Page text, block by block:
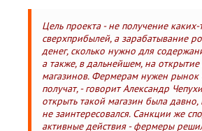
Цель проекта - не получение каких-
сверхприбылей, а зарабатывание
денег, сколько нужно для
а также, в дальнейшем, на
магазинов. Фермерам нужен рынок
получат, - говорит Александр
открыть такой магазин была давно,
не заинтересовался. Санкции же
активные действия - фермеры